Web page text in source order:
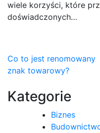
wiele korzyści, które
doświadczonych…
Nawigacja
wpisu
Co to jest renomowany
znak towarowy?
Kategorie
Biznes